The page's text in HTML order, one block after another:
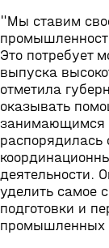
"Мы ставим
Это потребует
выпуска
отметила
оказывать
занимающимся
распорядилась
деятельности.
уделить самое
подготовки и
промышленных